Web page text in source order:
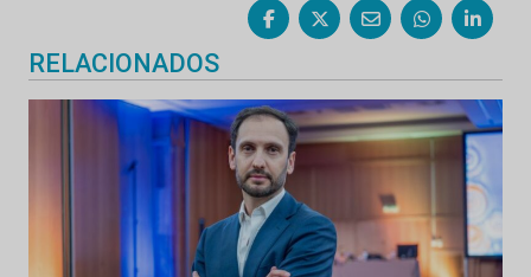
RELACIONADOS